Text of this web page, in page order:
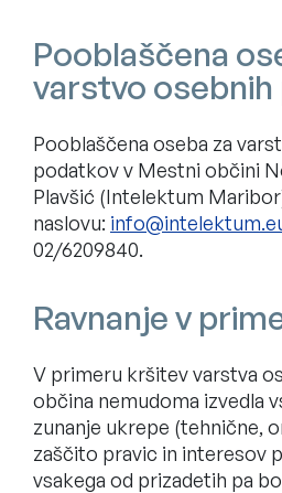
Pooblaščena
varstvo
Pooblaščena oseba za
podatkov v Mestni občini
Plavšić (Intelektum
naslovu:
02/6209840.
Ravnanje v
V primeru kršitev varstva
občina nemudoma izvedla
zunanje ukrepe (tehnične,
zaščito pravic in interesov
vsakega od prizadetih pa